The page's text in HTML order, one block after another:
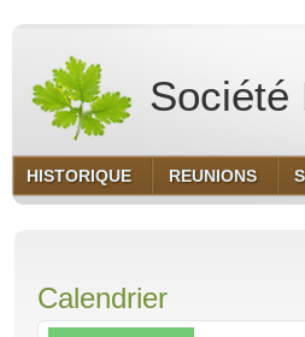
Société
HISTORIQUE REUNIONS
Calendrier